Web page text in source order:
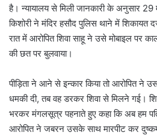
है। न्यायालय से मिली जानकारी के अनुसार 29
किशोरी ने मंदिर हसौद पुलिस थाने में शिकायत
रात में आरोपित शिवा साहू ने उसे मोबाइल पर
की छत पर बुलवाया।
पीड़िता ने आने से इन्कार किया तो आरोपित ने
धमकी दी, तब वह डरकर शिवा से मिलने गई।
भरकर मंगलसूत्र पहनाते हुए कहा कि अब हम
आरोपित ने जबरन उसके साथ मारपीट कर